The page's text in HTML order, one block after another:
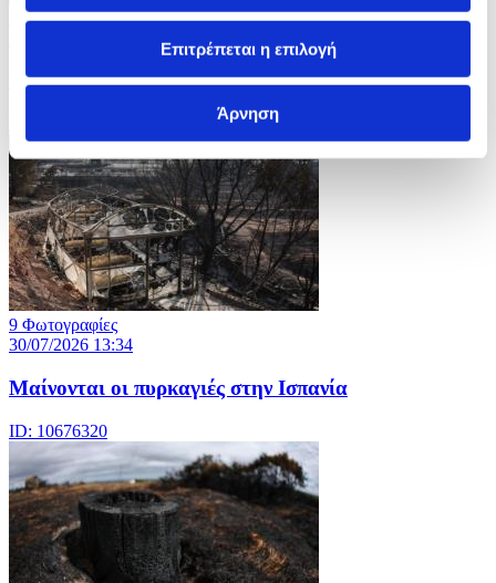
Επιτρέπεται η επιλογή
Άρνηση
7 Φωτογραφίες
Χαμηλή η στάθμη του Ρήνου εξαιτίας καύσωνα
9 Φωτογραφίες
30/07/2026 13:34
Μαίνονται οι πυρκαγιές στην Ισπανία
ID: 10676320